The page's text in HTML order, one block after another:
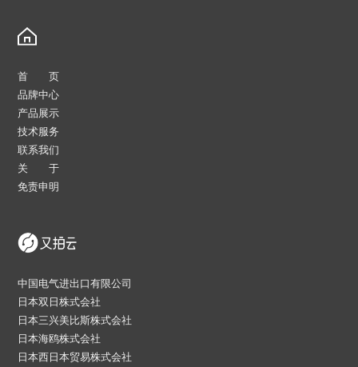
首 页
品牌中心
产品展示
技术服务
联系我们
关 于
免责申明
中国电气进出口有限公司
日本双日株式会社
日本三兴美比斯株式会社
日本海鸥株式会社
日本西日本贸易株式会社